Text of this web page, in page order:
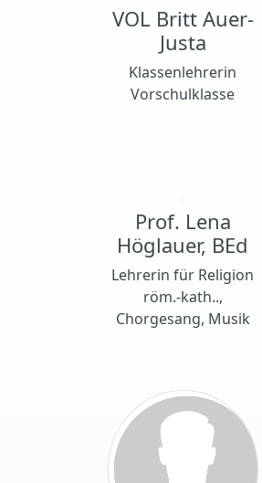
VOL Britt Auer-
Justa
Klassenlehrerin
Vorschulklasse
Prof. Lena
Höglauer, BEd
Lehrerin für Religion
röm.-kath..,
Chorgesang, Musik